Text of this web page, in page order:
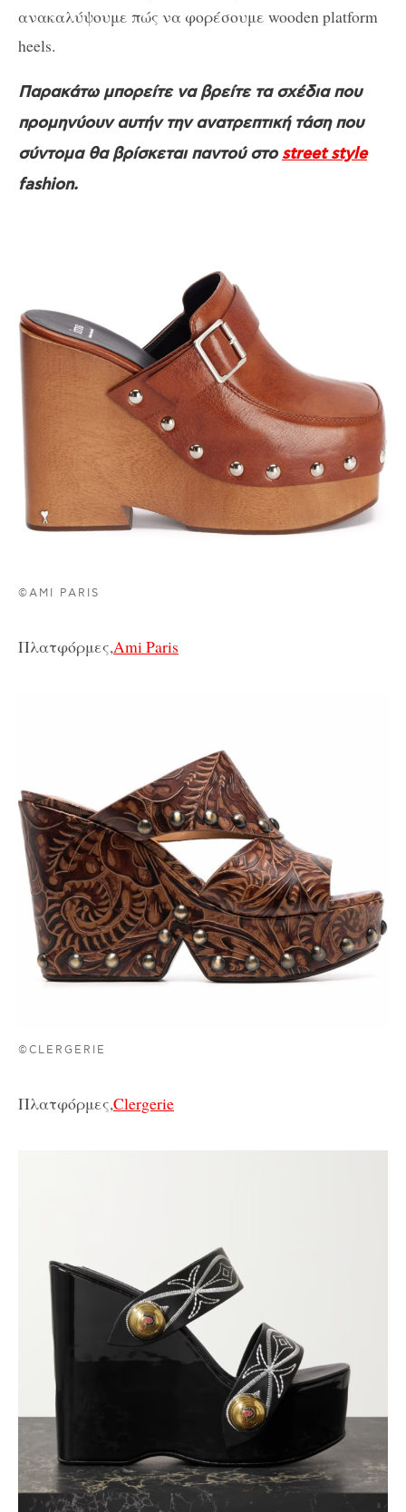
ανακαλύψουμε πώς να φορέσουμε wooden platform
heels.
Παρακάτω μπορείτε να βρείτε τα σχέδια που
προμηνύουν αυτήν την ανατρεπτική τάση που
σύντομα θα βρίσκεται παντού στοstreet style
fashion.
©AMI PARIS
Πλατφόρμες,Ami Paris
©CLERGERIE
Πλατφόρμες,Clergerie